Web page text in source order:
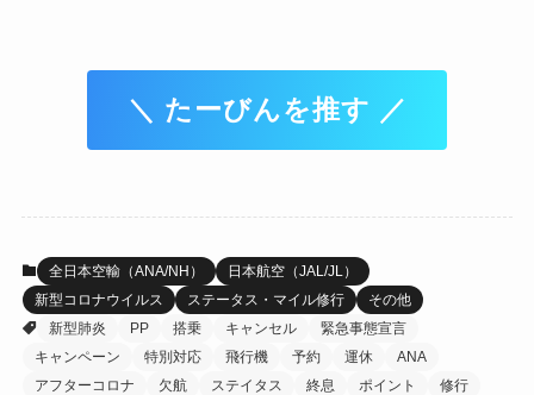
＼ たーびんを推す ／
全日本空輸（ANA/NH）
日本航空（JAL/JL）
新型コロナウイルス
ステータス・マイル修行
その他
新型肺炎
PP 搭乗 キャンセル
緊急事態宣言
キャンペーン
特別対応 飛行機 予約 運休
ANA
アフターコロナ
欠航 ステイタス 終息 ポイント
修行